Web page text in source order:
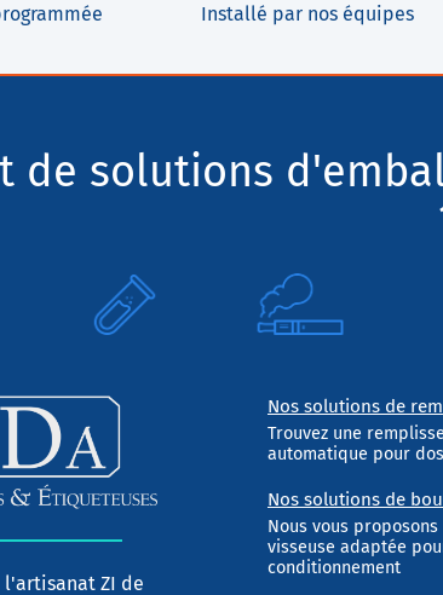
Installé par nos équipes
de solutions
l'artisanat ZI de
Nos solutions de
Trouvez une
automatique pour
Nos solutions de
Nous vous
visseuse adaptée
conditionnement